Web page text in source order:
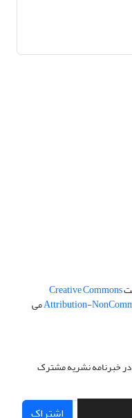
Creative Commons
Attribution-می
در خبرنامه نشریه مشترک
اشتراک